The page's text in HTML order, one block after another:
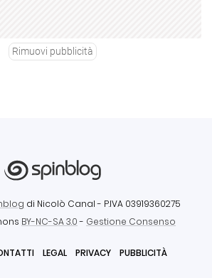
Rimuovi pubblicità
di Nicolò Canal - P.IVA 03919360275
BY-NC-SA 3.0- Gestione Consenso
LEGAL PRIVACY PUBBLICITÀ